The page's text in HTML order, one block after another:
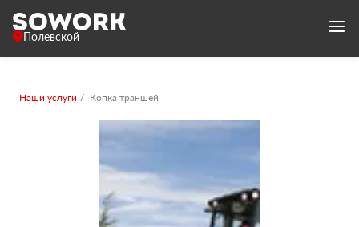
Полевской
Наши услуги Копка траншей